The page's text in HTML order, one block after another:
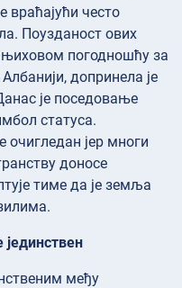
враћајући често
Поузданост ових
погодношћу за
допринела је
је поседовање
статуса.
очигледан јер многи
доносе
тиме да је земља
међу